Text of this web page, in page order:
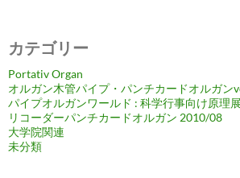
カテゴリー
Portativ Organ
オルガン木管パイプ・パンチカードオルガ
パイプオルガンワールド : 科学行事向け原理
リコーダーパンチカードオルガン 2010/08
大学院関連
未分類